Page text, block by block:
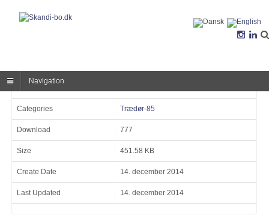
Navigation
Categories Trædør-85
Download 777
Size 451.58 KB
Create Date 14. december 2014
Last Updated 14. december 2014